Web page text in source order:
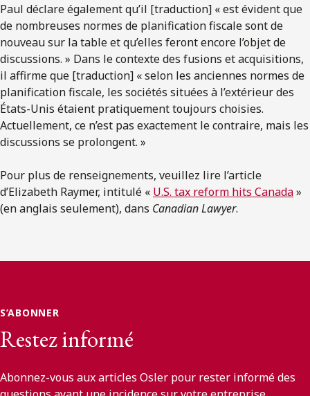
Paul déclare également qu’il [traduction] « est évident que
de nombreuses normes de planification fiscale sont de
nouveau sur la table et qu’elles feront encore l’objet de
discussions. » Dans le contexte des fusions et acquisitions,
il affirme que [traduction] « selon les anciennes normes de
planification fiscale, les sociétés situées à l’extérieur des
États-Unis étaient pratiquement toujours choisies.
Actuellement, ce n’est pas exactement le contraire, mais les
discussions se prolongent. »
Pour plus de renseignements, veuillez lire l’article
d’Elizabeth Raymer, intitulé « U.S. tax reform hits Canada»
(en anglais seulement), dans Canadian Lawyer.
S’ABONNER
Restez informé
Abonnez-vous aux articles Osler pour rester informé des